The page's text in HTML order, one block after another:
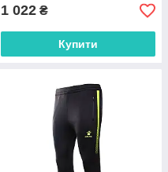
1 022 ₴
Купити